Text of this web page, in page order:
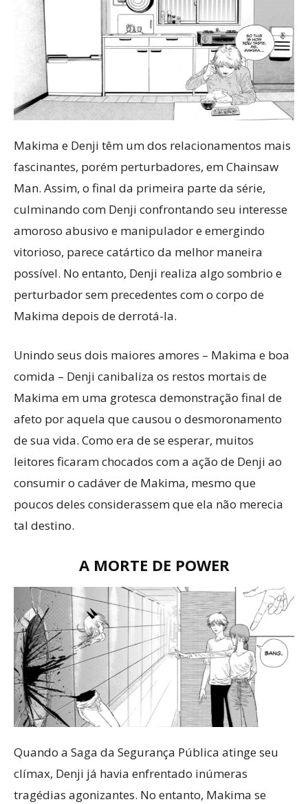
Makima e Denji têm um dos relacionamentos mais
fascinantes, porém perturbadores, em Chainsaw
Man. Assim, o final da primeira parte da série,
culminando com Denji confrontando seu interesse
amoroso abusivo e manipulador e emergindo
vitorioso, parece catártico da melhor maneira
possível. No entanto, Denji realiza algo sombrio e
perturbador sem precedentes com o corpo de
Makima depois de derrotá-la.
Unindo seus dois maiores amores – Makima e boa
comida – Denji canibaliza os restos mortais de
Makima em uma grotesca demonstração final de
afeto por aquela que causou o desmoronamento
de sua vida. Como era de se esperar, muitos
leitores ficaram chocados com a ação de Denji ao
consumir o cadáver de Makima, mesmo que
poucos deles considerassem que ela não merecia
tal destino.
A MORTE DE POWER
Quando a Saga da Segurança Pública atinge seu
clímax, Denji já havia enfrentado inúmeras
tragédias agonizantes. No entanto, Makima se